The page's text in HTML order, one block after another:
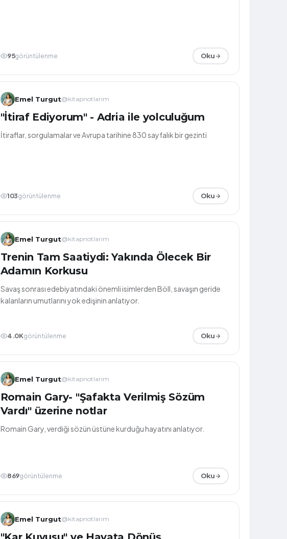
95görüntülenme Oku
Emel Turgut@kitapnotlarim
"İtiraf Ediyorum" - Adria ile yolculuğum
İtiraflar, sorgulamalar ve Avrupa tarihine 830 sayfalık bir gezinti
103görüntülenme Oku
Emel Turgut@kitapnotlarim
Trenin Tam Saatiydi: Yakında Ölecek Bir
Adamın Korkusu
Savaş sonrası edebiyatındaki önemli isimlerden Böll, savaşın geride
kalanların umutlarını yok edişinin anlatıyor.
4.0Kgörüntülenme Oku
Emel Turgut@kitapnotlarim
Romain Gary- "Şafakta Verilmiş Sözüm
Vardı" üzerine notlar
Romain Gary, verdiği sözün üstüne kurduğu hayatını anlatıyor.
869görüntülenme Oku
Emel Turgut@kitapnotlarim